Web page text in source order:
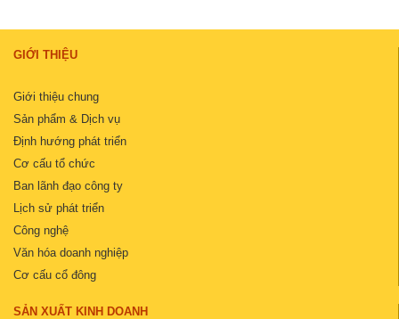
GIỚI THIỆU
Giới thiệu chung
Sản phẩm & Dịch vụ
Định hướng phát triển
Cơ cấu tổ chức
Ban lãnh đạo công ty
Lịch sử phát triển
Công nghệ
Văn hóa doanh nghiệp
Cơ cấu cổ đông
SẢN XUẤT KINH DOANH